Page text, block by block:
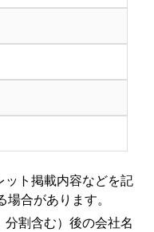
ト掲載内容などを記
合があります。
割含む）後の会社名